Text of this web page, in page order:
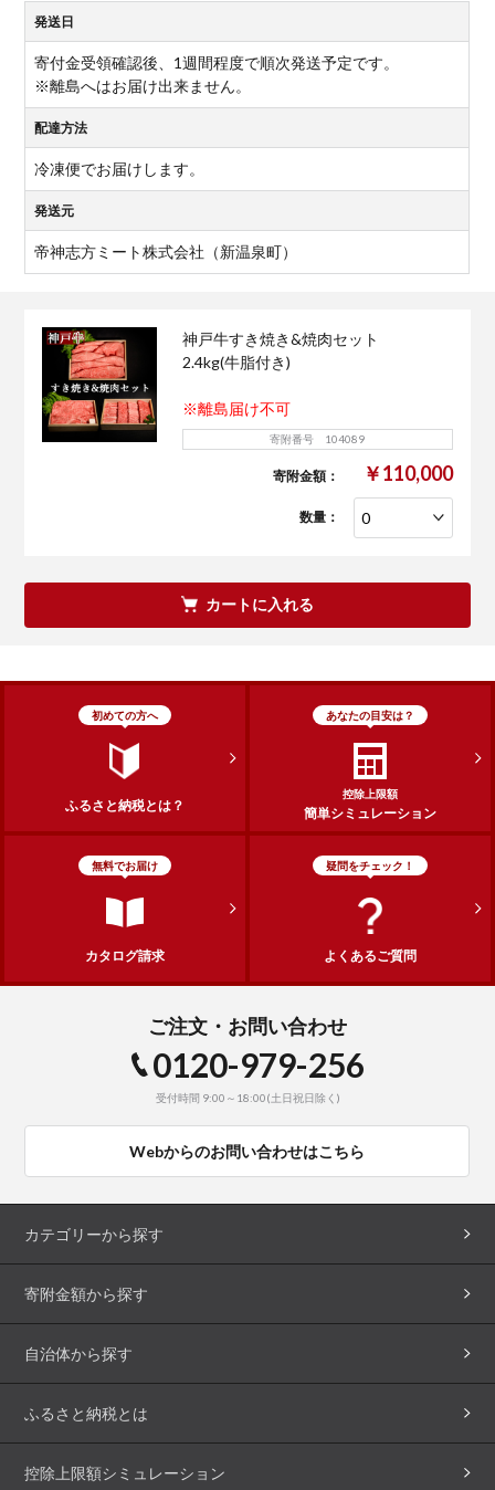
発送日
寄付金受領確認後、1週間程度で順次発送予定です。
※離島へはお届け出来ません。
配達方法
冷凍便でお届けします。
発送元
帝神志方ミート株式会社（新温泉町）
神戸牛すき焼き&焼肉セット
2.4kg(牛脂付き)
※離島届け不可
寄附番号 104089
寄附金額： ￥110,000
数量：
カートに入れる
初めての方へ
ふるさと納税とは？
あなたの目安は？
控除上限額
簡単シミュレーション
無料でお届け
カタログ請求
疑問をチェック！
よくあるご質問
ご注文・お問い合わせ
0120-979-256
受付時間 9:00～18:00(土日祝日除く)
Webからのお問い合わせはこちら
カテゴリーから探す
寄附金額から探す
自治体から探す
ふるさと納税とは
控除上限額シミュレーション